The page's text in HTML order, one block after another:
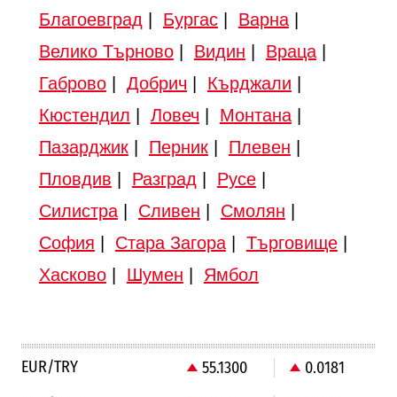
Благоевград Бургас| Варна|
Велико Търново| Видин Враца|
Габрово| Добрич Кърджали
Кюстендил
Ловеч Монтана|
Пазарджик| Перник| Плевен
Пловдив
Разград Русе|
Силистра| Сливен Смолян
София
Стара Загора| Търговище|
Хасково| Шумен Ямбол
EUR/TRY 55.1300
0.0181